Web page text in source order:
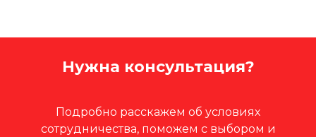
Нужна консультация?
Подробно расскажем об условиях
сотрудничества, поможем с выбором и